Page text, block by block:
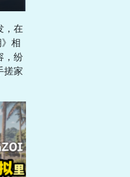
，在
相
，纷
搓家